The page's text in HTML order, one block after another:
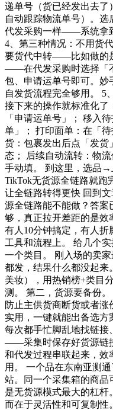
递单号（货已经发出去了
自动跟踪物流单号）。
代发采购一样——系统拿
4、第三种情况：不用货
要货代中转——比如做的
——在代发采购时选择「
包、申请运单号即可。妙
自发货流程完全够用。 5
接下来的操作就标准化了
「申请运单号」； 移入
单」； 打印面单：在「
货：包裹发出后点「发货
态； 后续自动流转：物
手动填。 到这里，选
TikTok无货源全链路就跑
让全链路转得更快 回到
源全链路能不能做？答
够，真正拉开差距的是效
有人10分钟搞定，有人
工具和流程上。 给几个
一个类目。 刚入场的卖
都发，结果什么都没起来
美妆），用热销榜+类目
测。 第二，货源要备份。
防止主供货商断货或者
实用，一键就能出备选方
每次都手忙脚乱地找链接
——采集时保存好货源链
和代发过程串联起来，效
用。 一个品在东南亚测
站。同一个采集箱的商品
是无货源模式最大的杠杆
而在于灵活性和可复制性